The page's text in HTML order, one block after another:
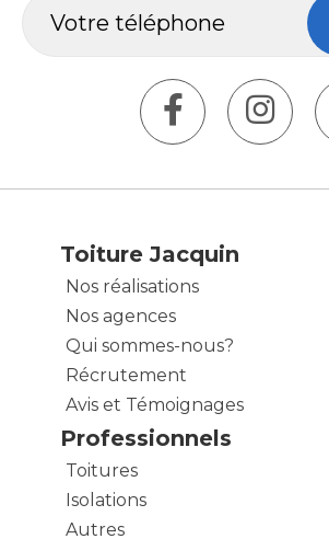
Toiture Jacquin
Nos réalisations
Nos agences
Qui sommes-nous?
Récrutement
Avis et Témoignages
Professionnels
Toitures
Isolations
Autres